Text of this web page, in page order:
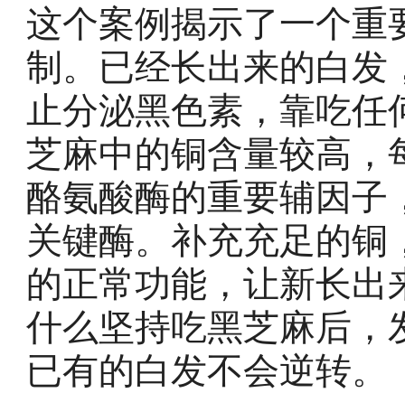
这个案例揭示了一个
制。已经长出来的白
止分泌黑色素，靠吃
芝麻中的铜含量较高，
酪氨酸酶的重要辅因
关键酶。补充充足的
的正常功能，让新长
什么坚持吃黑芝麻后
已有的白发不会逆转。